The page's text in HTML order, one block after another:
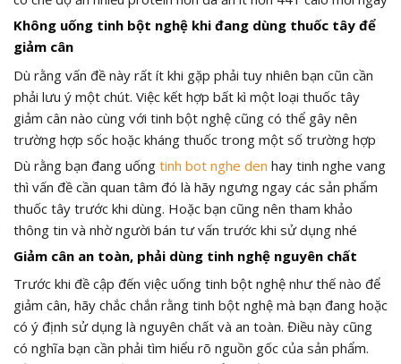
Không uống tinh bột nghệ khi đang dùng thuốc tây để
giảm cân
Dù rằng vấn đề này rất ít khi gặp phải tuy nhiên bạn cũn cần
phải lưu ý một chút. Việc kết hợp bất kì một loại thuốc tây
giảm cân nào cùng với tinh bột nghệ cũng có thể gây nên
trường hợp sốc hoặc kháng thuốc trong một số trường hợp
Dù rằng bạn đang uống tinh bot nghe den hay tinh nghe vang
thì vấn đề cần quan tâm đó là hãy ngưng ngay các sản phẩm
thuốc tây trước khi dùng. Hoặc bạn cũng nên tham khảo
thông tin và nhờ người bán tư vấn trước khi sử dụng nhé
Giảm cân an toàn, phải dùng tinh nghệ nguyên chất
Trước khi đề cập đến việc uống tinh bột nghệ như thế nào để
giảm cân, hãy chắc chắn rằng tinh bột nghệ mà bạn đang hoặc
có ý định sử dụng là nguyên chất và an toàn. Điều này cũng
có nghĩa bạn cần phải tìm hiểu rõ nguồn gốc của sản phẩm.